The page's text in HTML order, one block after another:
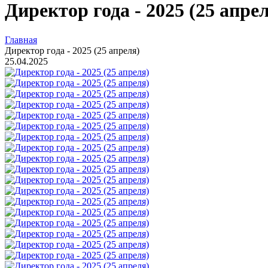
Директор года - 2025 (25
Главная
Директор года - 2025 (25 апреля)
25.04.2025